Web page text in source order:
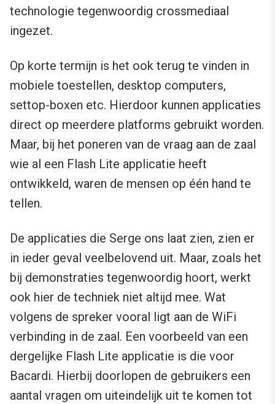
technologie tegenwoordig crossmediaal
ingezet.
Op korte termijn is het ook terug te vinden in
mobiele toestellen, desktop computers,
settop-boxen etc. Hierdoor kunnen applicaties
direct op meerdere platforms gebruikt worden.
Maar, bij het poneren van de vraag aan de zaal
wie al een Flash Lite applicatie heeft
ontwikkeld, waren de mensen op één hand te
tellen.
De applicaties die Serge ons laat zien, zien er
in ieder geval veelbelovend uit. Maar, zoals het
bij demonstraties tegenwoordig hoort, werkt
ook hier de techniek niet altijd mee. Wat
volgens de spreker vooral ligt aan de WiFi
verbinding in de zaal. Een voorbeeld van een
dergelijke Flash Lite applicatie is die voor
Bacardi. Hierbij doorlopen de gebruikers een
aantal vragen om uiteindelijk uit te komen tot